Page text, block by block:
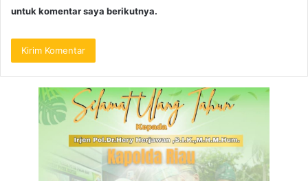
untuk komentar saya berikutnya.